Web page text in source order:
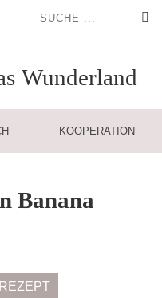
Wunderland
KOOPERATION
Banana